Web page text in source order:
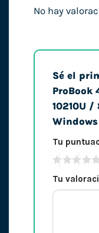
No hay
Sé el
ProBook
10210U /
Windows
Tu
Tu